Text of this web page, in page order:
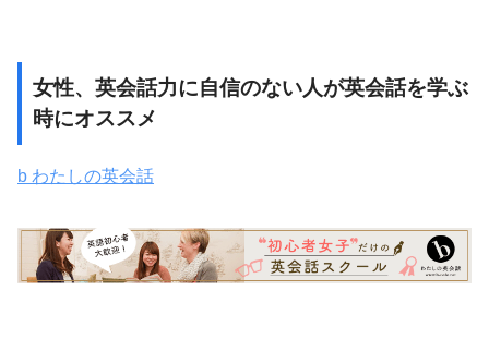
女性、英会話力に自信のない人が英会話を学ぶ
時にオススメ
b わたしの英会話